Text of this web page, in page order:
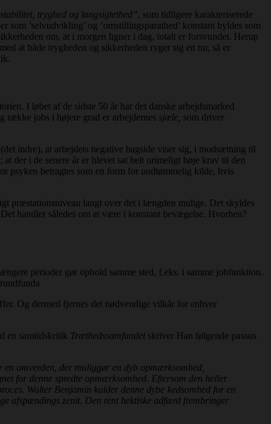
tryghed og langsigtethed”, som tidligere karakteriserede
’selvudvikling’ og ’omstillingsparathed’ konstant hyldes som
om, at i morgen ligner i dag, totalt er forsvundet. Herup
at både trygheden og sikkerheden ryger sig en tur, så er
I løbet af de sidste 50 år har det danske arbejdsmarked
række jobs i højere grad er arbejdernes sjæle, som driver
indre), at arbejdets negative bagside viser sig, i modsætning til
der i de senere år er blevet sat helt urimeligt høje krav til den
psyken betragtes som en form for uudtømmelig kilde, hvis
præstationsniveau langt over det i længden mulige. Det skyldes
Det handler således om at være i konstant bevægelse. Hvorhen?
perioder gør ophold samme sted, f.eks. i samme jobfunktion.
Og dermed fjernes det nødvendige vilkår for enhver
en samtidskritik Træthedssamfundet skriver Han følgende passus
omverden, der muliggør en dyb opmærksomhed,
for denne spredte opmærksomhed. Eftersom den heller
Walter Benjamin kalder denne dybe kedsomhed for en
afspændings zenit. Den rent hektiske adfærd frembringer